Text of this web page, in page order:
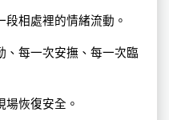
相處裡的情緒流動。
、每一次安撫、每一次臨
場恢復安全。